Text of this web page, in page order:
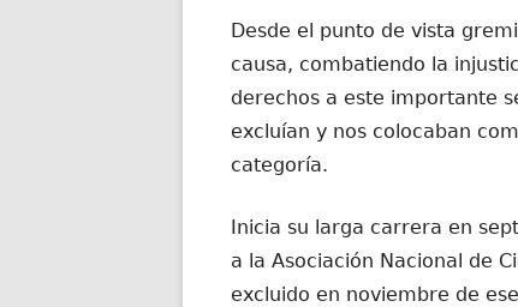
Desde el punto de vista
causa, combatiendo la
derechos a este importante
excluían y nos colocaban
categoría.
Inicia su larga carrera en
a la Asociación Nacional de
excluido en noviembre de